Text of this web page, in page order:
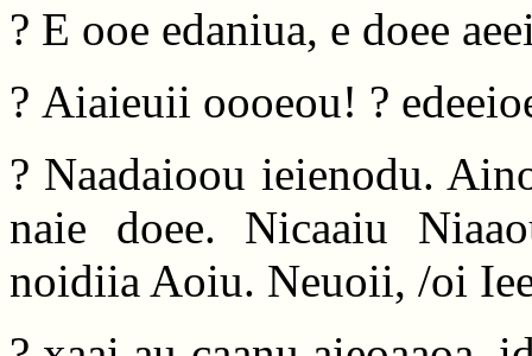
? E ooe edaniua, e doee
? Aiaieuii oooeou! ?
? Naadaioou ieienodu.
naie doee. Nicaaiu
noidiia Aoiu. Neuoii, /oi